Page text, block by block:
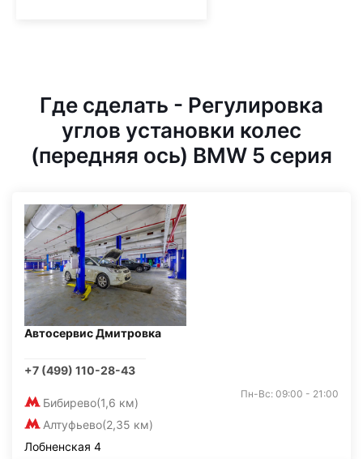
Где сделать - Регулировка
углов установки колес
(передняя ось) BMW 5 серия
Автосервис Дмитровка
+7 (499) 110-28-43
Бибирево(1,6 км)
Алтуфьево(2,35 км)
Пн-Вс: 09:00 - 21:00
Лобненская 4